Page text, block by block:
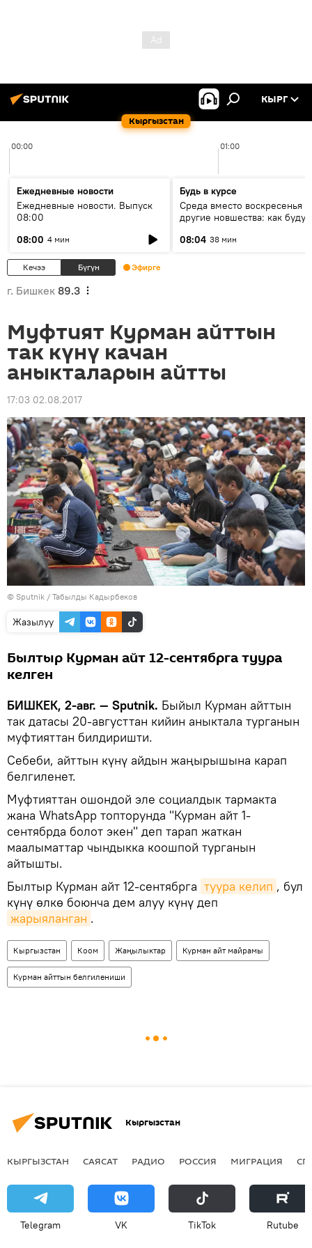
Кыргызстан
КЫРГ
00:00 01:00
Ежедневные новости
Ежедневные новости. Выпуск
08:00
08:00 4 мин
Будь в курсе
Среда вместо воскресенья и
другие новшества: как будут
08:04 38 мин
Кечээ Бүгүн Эфирге
г. Бишкек 89.3
Муфтият Курман айттын
так күнү качан
аныкталарын айтты
17:03 02.08.2017
© Sputnik / Табылды Кадырбеков
Жазылуу
Былтыр Курман айт 12-сентябрга туура
келген
БИШКЕК, 2-авг. — Sputnik. Быйыл Курман айттын
так датасы 20-августтан кийин аныктала турганын
муфтияттан билдиришти.
Себеби, айттын күнү айдын жаңырышына карап
белгиленет.
Муфтияттан ошондой эле социалдык тармакта
жана WhatsApp топторунда "Курман айт 1-
сентябрда болот экен" деп тарап жаткан
маалыматтар чындыкка коошпой турганын
айтышты.
Былтыр Курман айт 12-сентябрга туура келип , бул
күнү өлкө боюнча дем алуу күнү деп
жарыяланган .
Кыргызстан Коом Жаңылыктар Курман айт майрамы
Курман айттын белгилениши
Кыргызстан
КЫРГЫЗСТАН САЯСАТ РАДИО РОССИЯ МИГРАЦИЯ
Telegram VK ТikТоk Rutube